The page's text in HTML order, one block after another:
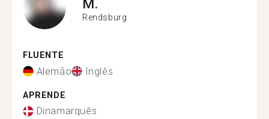
M.
Rendsburg
FLUENTE
Alemão Inglês
APRENDE
Dinamarquês